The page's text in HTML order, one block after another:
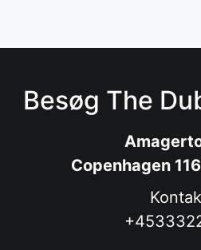
Besøg The
Copenhagen